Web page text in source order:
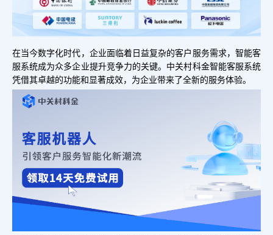
在当今数字化时代，企业面临着日益复杂的客户服务需求，智能客
服系统成为众多企业提升竞争力的关键。中关村科金智能客服系统
凭借其卓越的功能和显著成效，为企业带来了全新的服务体验。